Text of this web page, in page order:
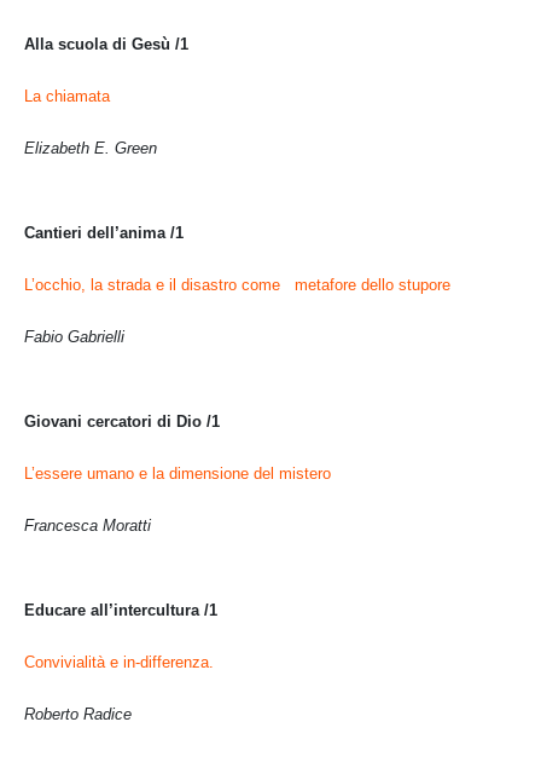
Alla scuola di Gesù /1
La chiamata
Elizabeth E. Green
Cantieri dell’anima /1
L’occhio, la strada e il disastro come metafore dello stupore
Fabio Gabrielli
Giovani cercatori di Dio /1
L’essere umano e la dimensione del mistero
Francesca Moratti
Educare all’intercultura /1
Convivialità e in-differenza.
Roberto Radice